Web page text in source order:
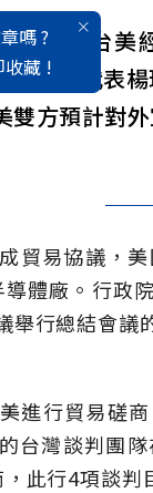
嗎 ?
收藏 !
行政院 台美
總談判代表
雙方預計對
貿易協議，
體廠。行政
舉行總結會
進行貿易磋
台灣談判團
此行4項談判